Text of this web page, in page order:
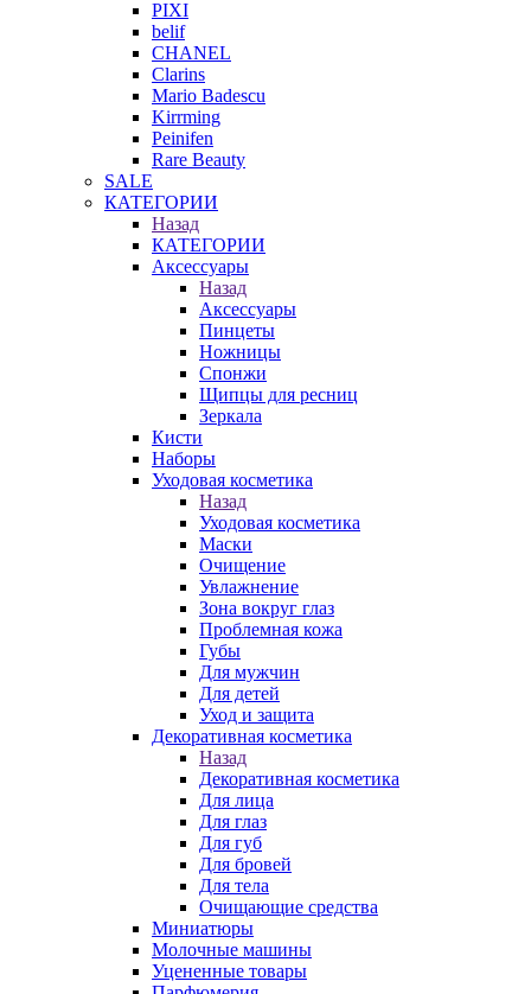
PIXI
belif
CHANEL
Clarins
Mario Badescu
Kirrming
Peinifen
Rare Beauty
SALE
КАТЕГОРИИ
Назад
КАТЕГОРИИ
Аксессуары
Назад
Аксессуары
Пинцеты
Ножницы
Спонжи
Щипцы для ресниц
Зеркала
Кисти
Наборы
Уходовая косметика
Назад
Уходовая косметика
Маски
Очищение
Увлажнение
Зона вокруг глаз
Проблемная кожа
Губы
Для мужчин
Для детей
Уход и защита
Декоративная косметика
Назад
Декоративная косметика
Для лица
Для глаз
Для губ
Для бровей
Для тела
Очищающие средства
Миниатюры
Молочные машины
Уцененные товары